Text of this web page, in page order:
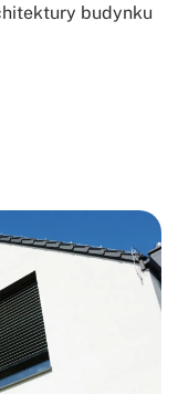
budynku